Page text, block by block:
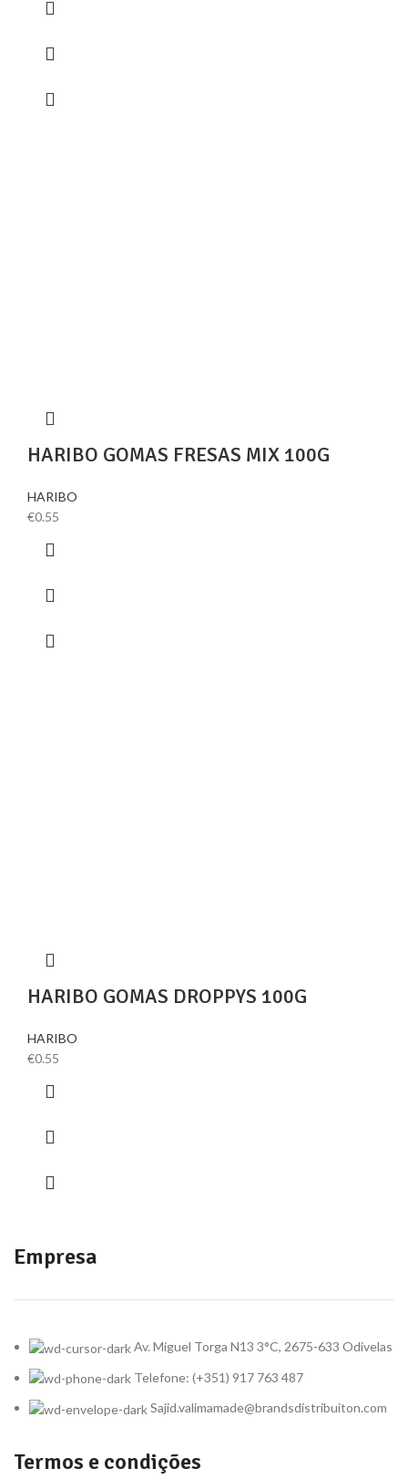
HARIBO GOMAS FRESAS MIX 100G
HARIBO
€0.55
HARIBO GOMAS DROPPYS 100G
HARIBO
€0.55
Empresa
Av. Miguel Torga N13 3°C, 2675-633 Odivelas
Telefone: (+351) 917 763 487
Sajid.valimamade@brandsdistribuiton.com
Termos e condições